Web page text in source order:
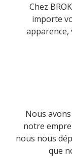
Chez
importe
apparence,
Nous
notre
nous nous
que